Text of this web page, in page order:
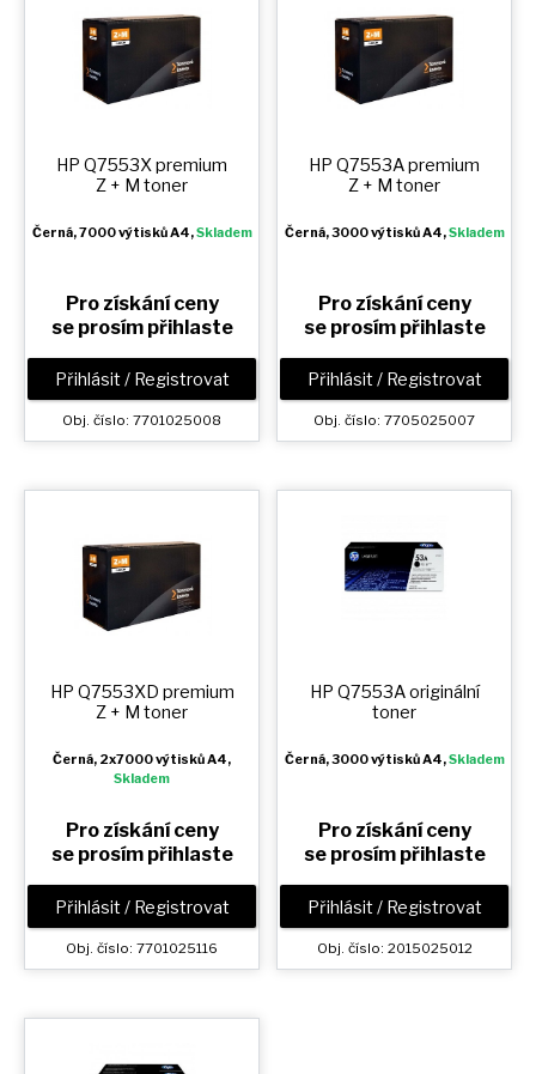
HP Q7553X premium
Z + M toner
Černá, 7000 výtisků A4,Skladem
Pro získání ceny
se prosím přihlaste
Přihlásit / Registrovat
Obj. číslo: 7701025008
HP Q7553A premium
Z + M toner
Černá, 3000 výtisků A4,Skladem
Pro získání ceny
se prosím přihlaste
Přihlásit / Registrovat
Obj. číslo: 7705025007
HP Q7553XD premium
Z + M toner
Černá, 2x7000 výtisků A4,
Skladem
Pro získání ceny
se prosím přihlaste
Přihlásit / Registrovat
Obj. číslo: 7701025116
HP Q7553A originální
toner
Černá, 3000 výtisků A4,Skladem
Pro získání ceny
se prosím přihlaste
Přihlásit / Registrovat
Obj. číslo: 2015025012